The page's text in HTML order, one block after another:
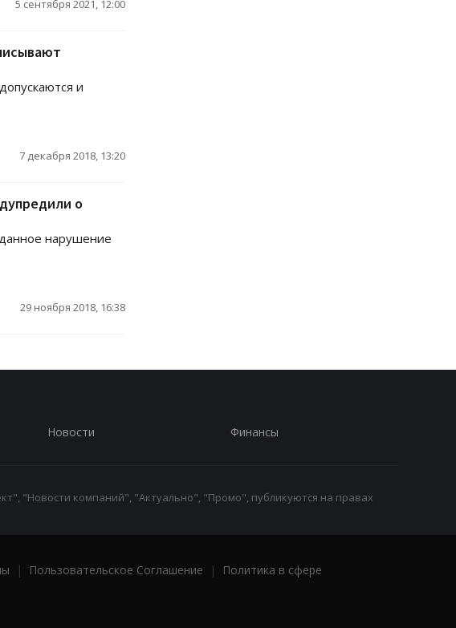
5 сентября 2021, 12:00
и
7 декабря 2018, 13:20
о
нарушение
29 ноября 2018, 16:38
Новости Финансы
"Новости компаний", "Актуально", "Промо", публикуются на правах
| Пользовательское Соглашение |
Политика в сфере